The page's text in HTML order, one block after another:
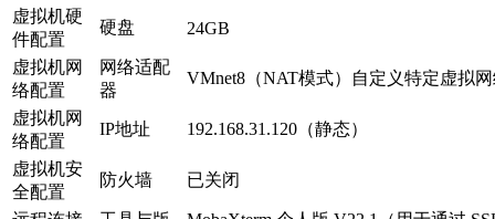
虚拟机硬
件配置
硬盘 24GB
虚拟机网
络配置
网络适配
器
VMnet8（NAT模式）自定义特定虚拟
虚拟机网
络配置
IP地址 192.168.31.120（静态）
虚拟机安
全配置
防火墙 已关闭